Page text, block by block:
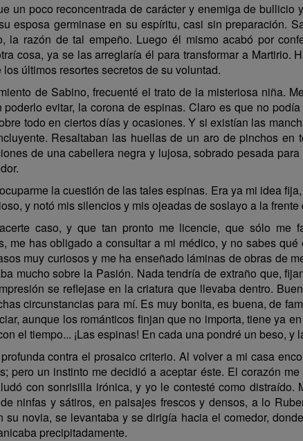
un poco reconcentrada de carácter y enemiga de
esposa germinase en su espíritu, casi sin preparación.
la razón de tal empeño. Luego él mismo acabó por
cosa, ya se las arreglaría él para transformar a Martirio.
últimos resortes secretos de su voluntad.
de Sabino, frecuenté el trato de la misteriosa niña.
evitar, la corona de espinas. Claro es que no
todo en ciertos días y ocasiones. Y si existían las
Resaltaban las huellas de un aro de pinchos en
de una cabellera negra y lujosa, sobrado pesada
la cuestión de las tales espinas. Era ya mi idea
y notó mis silencios y mis ojeadas de soslayo a la frente
caso, y que tan pronto me licencie, que sólo me
me has obligado a consultar a mi médico, y no sabes
muy curiosos y me ha enseñado láminas de obras de
mucho sobre la Pasión. Nada tendría de extraño que,
se reflejase en la criatura que llevaba dentro.
circunstancias para mí. Es muy bonita, es buena, de
aunque los románticos finjan que no importa, tiene ya
el tiempo... ¡Las espinas! En cada una pondré un beso, y
contra el prosaico criterio. Al volver a mi casa
pero un instinto me decidió a aceptar éste. El corazón
con sonrisilla irónica, y yo le contesté como
ninfas y sátiros, en paisajes frescos y densos, a lo
novia, se levantaba y se dirigía hacia el comedor,
precipitadamente.